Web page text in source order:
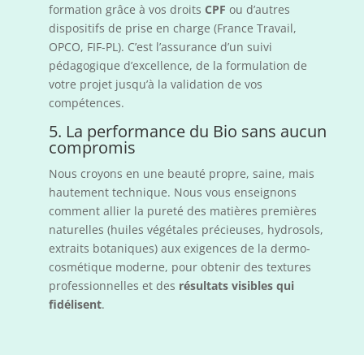
formation grâce à vos droits CPF ou d’autres
dispositifs de prise en charge (France Travail,
OPCO, FIF-PL). C’est l’assurance d’un suivi
pédagogique d’excellence, de la formulation de
votre projet jusqu’à la validation de vos
compétences.
5. La performance du Bio sans aucun
compromis
Nous croyons en une beauté propre, saine, mais
hautement technique. Nous vous enseignons
comment allier la pureté des matières premières
naturelles (huiles végétales précieuses, hydrosols,
extraits botaniques) aux exigences de la dermo-
cosmétique moderne, pour obtenir des textures
professionnelles et des résultats visibles qui
fidélisent.